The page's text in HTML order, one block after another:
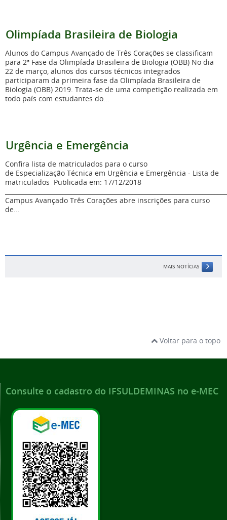
Olimpíada Brasileira de Biologia
Alunos do Campus Avançado de Três Corações se classificam
para 2ª Fase da Olimpíada Brasileira de Biologia (OBB) No dia
22 de março, alunos dos cursos técnicos integrados
participaram da primeira fase da Olimpíada Brasileira de
Biologia (OBB) 2019. Trata-se de uma competição realizada em
todo país com estudantes do...
Urgência e Emergência
Confira lista de matriculados para o curso
de Especialização Técnica em Urgência e Emergência - Lista de
matriculados Publicada em: 17/12/2018
Campus Avançado Três Corações abre inscrições para curso
de...
MAIS NOTÍCIAS
Voltar para o topo
Consulte o cadastro do IFSULDEMINAS no e-MEC